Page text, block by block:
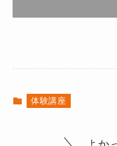
体験講座